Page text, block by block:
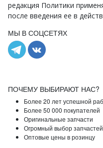
редакция Политики
после введения ее в
МЫ В СОЦСЕТЯХ
ПОЧЕМУ ВЫБИРАЮТ НАС?
Более 20 лет успешной
Более 50 000 покупателей
Оригинальные запчасти
Огромный выбор запчастей
Оптовые цены в розинцу